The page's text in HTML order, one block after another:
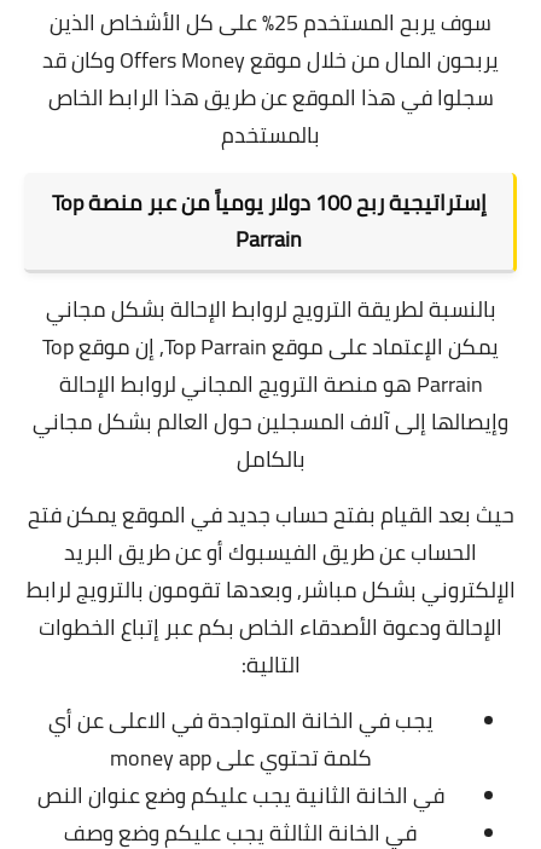
سوف يربح المستخدم 25% على كل الأشخاص الذين
يربحون المال من خلال موقع Offers Money وكان قد
سجلوا في هذا الموقع عن طريق هذا الرابط الخاص
بالمستخدم
إستراتيجية ربح 100 دولار يومياً من عبر منصة Top
Parrain
بالنسبة لطريقة الترويج لروابط الإحالة بشكل مجاني
يمكن الإعتماد على موقع Top Parrain,
إن موقع Top
Parrain هو منصة الترويج المجاني لروابط الإحالة
وإيصالها إلى آلاف المسجلين حول العالم بشكل مجاني
بالكامل
حيث بعد القيام بفتح حساب جديد في الموقع يمكن فتح
الحساب عن طريق الفيسبوك أو عن طريق البريد
الإلكتروني بشكل مباشر, وبعدها تقومون بالترويج لرابط
الإحالة ودعوة الأصدقاء الخاص بكم عبر إتباع الخطوات
التالية:
يجب في الخانة المتواجدة في الاعلى عن أي
كلمة تحتوي على money app
في الخانة الثانية يجب عليكم وضع عنوان النص
في الخانة الثالثة يجب عليكم وضع وصف